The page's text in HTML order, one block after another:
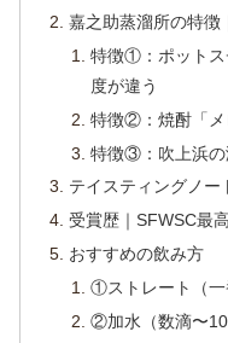
嘉之助蒸溜所の特徴
特徴①：ポットス
度が違う
特徴②：焼酎「メ
特徴③：吹上浜の
テイスティングノー
受賞歴｜SFWSC最
おすすめの飲み方
①ストレート（一
②加水（数滴〜